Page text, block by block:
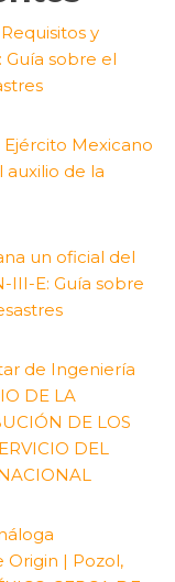
y
Guía sobre el
Ejército Mexicano
auxilio de la
un oficial del
III-E: Guía sobre
de Ingeniería
DE LA
DE LOS
DEL
Origin | Pozol,